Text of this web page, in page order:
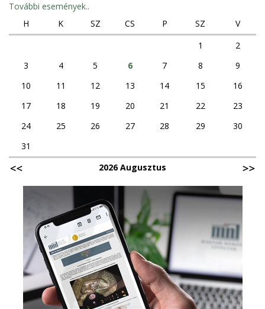
További események..
H
K SZ CS P SZ
V
1
2
3
4 5 6 7 8
9
10
11 12 13 14 15
16
17
18 19 20 21 22
23
24
25 26 27 28 29
30
31
2026 Augusztus